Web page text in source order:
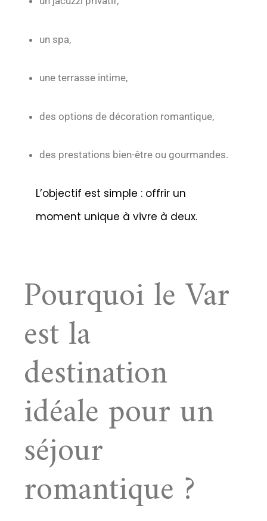
un spa,
une terrasse intime,
des options de décoration romantique,
des prestations bien-être ou gourmandes.
L’objectif est simple : offrir un
moment unique à vivre à deux.
Pourquoi le Var
est la
destination
idéale pour un
séjour
romantique ?